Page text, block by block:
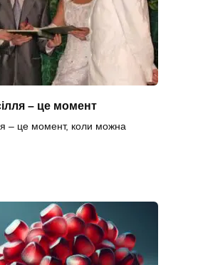
– це момент
– це момент, коли можна